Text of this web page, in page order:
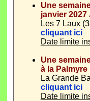
Une
janvier 2027
Les 7 Laux
cliquant ici
Date limite
Une
à la Palmyre
La Grande
cliquant ici
Date limite